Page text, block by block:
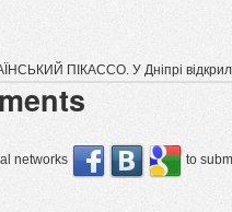
ПІКАССО. У Дніпрі
networks to